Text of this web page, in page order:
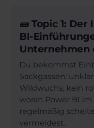
🧱 Topic 1:
BI-
Unternehmen
Du bekommst
Sackgassen:
Wildwuchs, kein
woran Power BI
regelmäßig
vermeidest.